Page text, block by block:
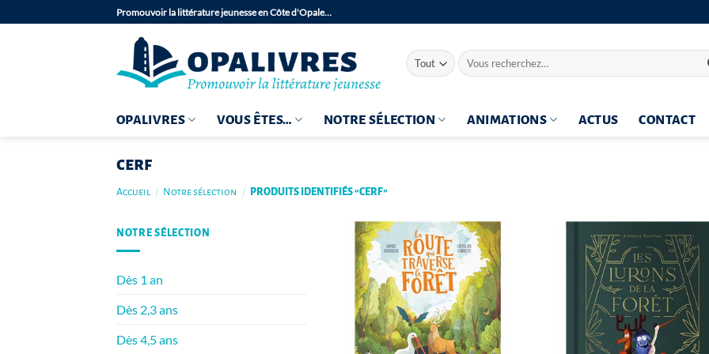
au
Promouvoir la littérature jeunesse en Côte d'Opale…
Recherche
pour :
OPALIVRES VOUS ÊTES… NOTRE SÉLECTION ANIMATIONS ACTUS CONTACT
cerf
Accueil / Notre sélection / PRODUITS IDENTIFIÉS “CERF”
NOTRE SÉLECTION
Dès 1 an
Dès 2,3 ans
Dès 4,5 ans